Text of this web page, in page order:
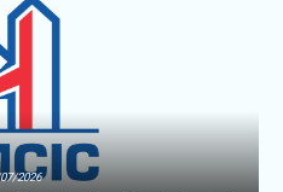
2026